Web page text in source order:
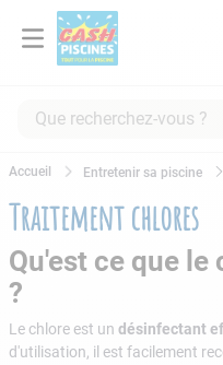
Que recherchez-vous ?
Entretenir sa piscine
Traitement chlores
Qu'est ce que
?
Le chlore est un désinfectant
d'utilisation, il est facilement
2.
piscine hors sol
3.
robot piscine
5
chlore